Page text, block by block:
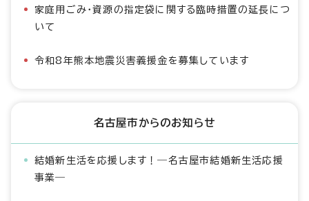
家庭用ごみ・資源の指定袋に関する臨時措置の延長につ
いて
令和8年熊本地震災害義援金を募集しています
名古屋市からのお知らせ
結婚新生活を応援します！―名古屋市結婚新生活応援
事業―